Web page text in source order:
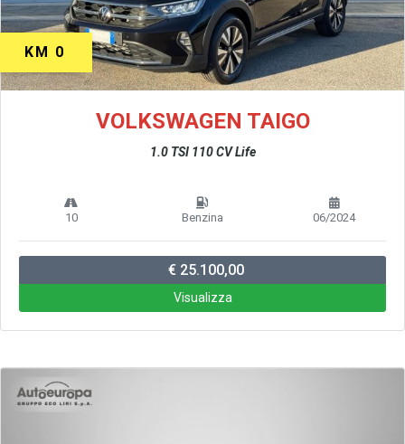
KM 0
VOLKSWAGEN TAIGO
1.0 TSI 110 CV Life
10 Benzina 06/2024
€ 25.100,00
Visualizza